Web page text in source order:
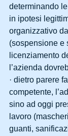
determinando
in ipotesi
organizzativo
(sospensione e
licenziamento
l’azienda
· dietro parere
competente,
sino ad oggi
lavoro
guanti,